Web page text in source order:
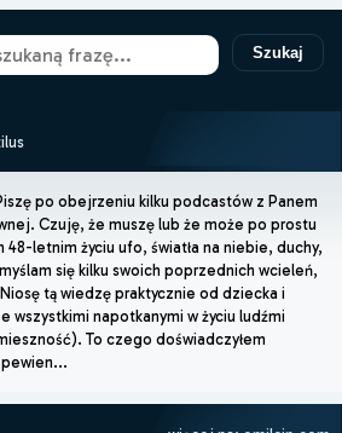
Szukaj
po obejrzeniu kilku podcastów z Panem
Czuję, że muszę lub że może po prostu
48-letnim życiu ufo, światła na niebie, duchy,
się kilku swoich poprzednich wcieleń,
tą wiedzę praktycznie od dziecka i
wszystkimi napotkanymi w życiu ludźmi
To czego doświadczyłem
pewien...